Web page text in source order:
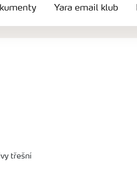
Yara email klub